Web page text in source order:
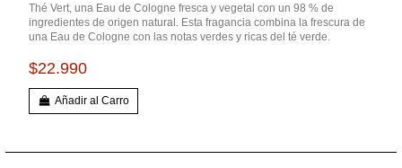
Thé Vert, una Eau de Cologne fresca y vegetal con un 98 % de
ingredientes de origen natural. Esta fragancia combina la frescura de
una Eau de Cologne con las notas verdes y ricas del té verde.
$22.990
Añadir al Carro